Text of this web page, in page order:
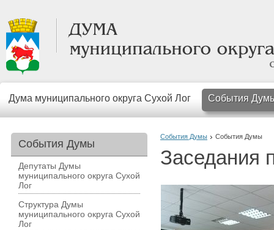
Дума муниципального округа Сухой Лог События
События Думы События Думы
Заседания
События Думы
Депутаты Думы
муниципального округа Сухой
Лог
Структура Думы
муниципального округа Сухой
Лог